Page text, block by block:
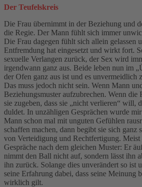
Der Teufelskreis
Die Frau übernimmt in der Beziehung und
die Regie. Der Mann fühlt sich immer
Die Frau dagegen fühlt sich allein gelassen
Entfremdung hat eingesetzt und wirkt fort.
sexuelle Verlangen zurück, der Sex wird
irgendwann ganz aus. Beide leben nun im
der Ofen ganz aus ist und es unvermeidlich
Das muss jedoch nicht sein. Wenn Mann
Beziehungsmuster aufzubrechen. Wenn die
sie zugeben, dass sie „nicht verlieren“ will,
duldet. In unzähligen Gesprächen wurde
Mann schon mal mit unguten Gefühlen
schaffen machen, dann begibt sie sich ganz
von Verteidigung und Rechtfertigung. Meist
Gespräche nach dem gleichen Muster: Er
nimmt den Ball nicht auf, sondern lässt ihn
ihn zurück. Solange dies unverändert so ist
seine Erfahrung dabei, dass seine Meinung
wirklich gilt.